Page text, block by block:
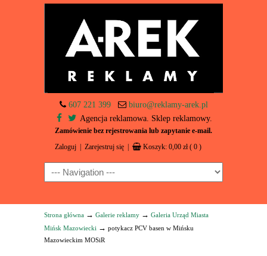
607 221 399
biuro@reklamy-arek.pl
Agencja reklamowa. Sklep reklamowy.
Zamówienie bez rejestrowania lub zapytanie e-mail.
Zaloguj Zarejestruj się Koszyk: 0,00 zł ( 0 )
Navigation
Strona główna → Galerie reklamy → Galeria Urząd Miasta
Mińsk Mazowiecki → potykacz PCV basen w Mińsku
Mazowieckim MOSiR